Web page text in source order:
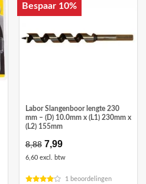
Bespaar 10%
Labor Slangenboor lengte 230
mm – (D) 10.0mm x (L1) 230mm x
(L2) 155mm
8,88 Oorspronkelijke
prijs
was:
7,99Huidige
is:
6,60 excl. btw
1 beoordelingen